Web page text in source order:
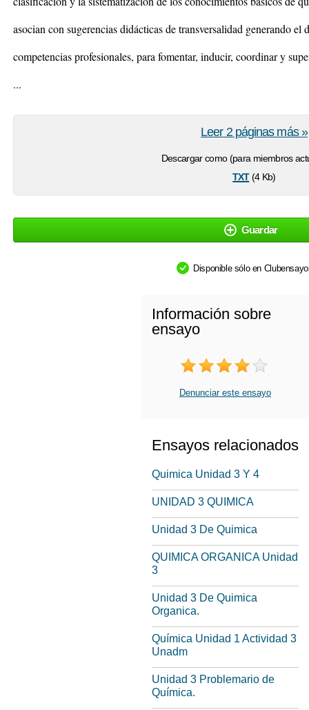
asocian con sugerencias didácticas de transversalidad generando el
competencias profesionales, para fomentar, inducir, coordinar y
...
Descargar como (para miembros
txt(4 Kb)
Leer 2 páginas más »
Guardar
Disponible sólo en
Información sobre
ensayo
Denunciar este ensayo
Ensayos relacionados
Quimica Unidad 3 Y 4
UNIDAD 3 QUIMICA
Unidad 3 De Quimica
QUIMICA ORGANICA Unidad
3
Unidad 3 De Quimica
Organica.
Química Unidad 1 Actividad 3
Unadm
Unidad 3 Problemario de
Química.